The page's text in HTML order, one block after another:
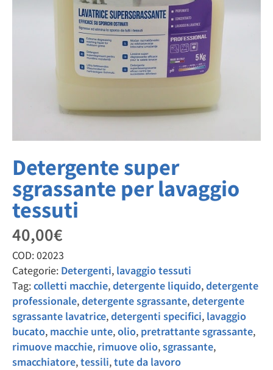
Detergente super
sgrassante per lavaggio
tessuti
40,00€
COD:02023
Categorie: Detergenti, lavaggio tessuti
Tag:colletti macchie,detergente liquido,detergente
professionale,detergente sgrassante,detergente
sgrassante lavatrice,detergenti specifici, lavaggio
bucato, macchie unte,olio, pretrattante sgrassante,
rimuove macchie, rimuove olio,sgrassante,
smacchiatore,tessili,tute da lavoro